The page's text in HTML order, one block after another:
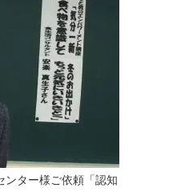
ンター様ご依頼「認知